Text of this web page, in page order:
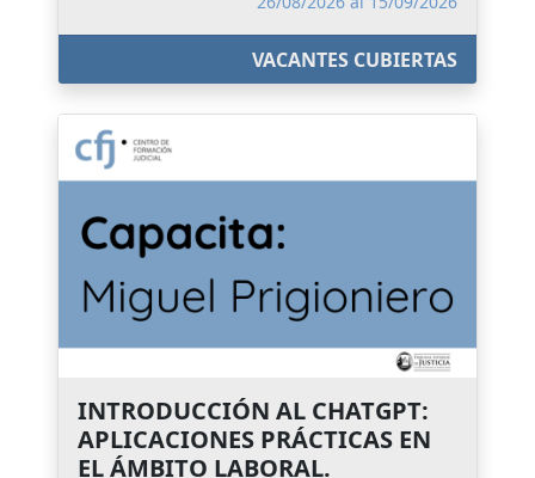
VACANTES CUBIERTAS
INTRODUCCIÓN AL CHATGPT:
APLICACIONES PRÁCTICAS EN
EL ÁMBITO LABORAL.